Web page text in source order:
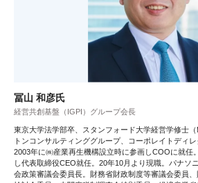
冨山 和彦氏
経営共創基盤（IGPI）グループ会長
東京大学法学部卒、スタンフォード大学経営学修士
トンコンサルティンググループ、コーポレイトディ
2003年に㈱産業再生機構設立時に参画しCOOに就任
し代表取締役CEO就任。20年10月より現職。パナソ
会政策審議会委員長。財務省財政制度等審議会委員